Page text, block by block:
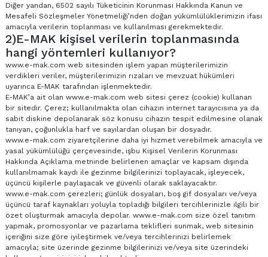
Diğer yandan, 6502 sayılı Tüketicinin Korunması Hakkında Kanun ve
Mesafeli Sözleşmeler Yönetmeliği’nden doğan yükümlülüklerimizin ifası
amacıyla verilerin toplanması ve kullanılması gerekmektedir.
2)E-MAK kişisel verilerin toplanmasında
hangi yöntemleri kullanıyor?
www.e-mak.com web sitesinden işlem yapan müşterilerimizin
verdikleri veriler, müşterilerimizin rızaları ve mevzuat hükümleri
uyarınca E-MAK tarafından işlenmektedir.
E-MAK’a ait olan www.e-mak.com web sitesi çerez (cookie) kullanan
bir sitedir. Çerez; kullanılmakta olan cihazın internet tarayıcısına ya da
sabit diskine depolanarak söz konusu cihazın tespit edilmesine olanak
tanıyan, çoğunlukla harf ve sayılardan oluşan bir dosyadır.
www.e-mak.com ziyaretçilerine daha iyi hizmet verebilmek amacıyla ve
yasal yükümlülüğü çerçevesinde, işbu Kişisel Verilerin Korunması
Hakkında Açıklama metninde belirlenen amaçlar ve kapsam dışında
kullanılmamak kaydı ile gezinme bilgilerinizi toplayacak, işleyecek,
üçüncü kişilerle paylaşacak ve güvenli olarak saklayacaktır.
www.e-mak.com çerezleri; günlük dosyaları, boş gif dosyaları ve/veya
üçüncü taraf kaynakları yoluyla topladığı bilgileri tercihlerinizle ilgili bir
özet oluşturmak amacıyla depolar. www.e-mak.com size özel tanıtım
yapmak, promosyonlar ve pazarlama teklifleri sunmak, web sitesinin
içeriğini size göre iyileştirmek ve/veya tercihlerinizi belirlemek
amacıyla; site üzerinde gezinme bilgilerinizi ve/veya site üzerindeki